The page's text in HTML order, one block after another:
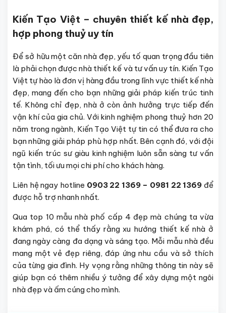
Kiến Tạo Việt – chuyên thiết kế nhà đẹp,
hợp phong thuỷ uy tín
Để sở hữu một căn nhà đẹp, yếu tố quan trọng đầu tiên
là phải chọn được nhà thiết kế và tư vấn uy tín. Kiến Tạo
Việt tự hào là đơn vị hàng đầu trong lĩnh vực thiết kế nhà
đẹp, mang đến cho bạn những giải pháp kiến trúc tinh
tế. Không chỉ đẹp, nhà ở còn ảnh hưởng trực tiếp đến
vận khí của gia chủ. Với kinh nghiệm phong thuỷ hơn 20
năm trong ngành, Kiến Tạo Việt tự tin có thể đưa ra cho
bạn những giải pháp phù hợp nhất. Bên cạnh đó, với đội
ngũ kiến trúc sư giàu kinh nghiệm luôn sẵn sàng tư vấn
tận tình, tối ưu mọi chi phí cho khách hàng.
Liên hệ ngay hotline 0903 22 1369 – 0981 22 1369 để
được hỗ trợ nhanh nhất.
Qua top 10 mẫu nhà phố cấp 4 đẹp mà chúng ta vừa
khám phá, có thể thấy rằng xu hướng thiết kế nhà ở
đang ngày càng đa dạng và sáng tạo. Mỗi mẫu nhà đều
mang một vẻ đẹp riêng, đáp ứng nhu cầu và sở thích
của từng gia đình. Hy vọng rằng những thông tin này sẽ
giúp bạn có thêm nhiều ý tưởng để xây dựng một ngôi
nhà đẹp và ấm cúng cho mình.